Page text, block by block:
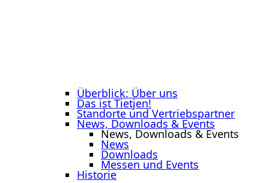
Überblick: Über uns
Das ist Tietjen!
Standorte und Vertriebspartner
News, Downloads & Events
News, Downloads & Events
News
Downloads
Messen und Events
Historie